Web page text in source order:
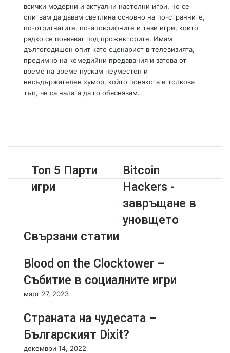
l
всички модерни и актуални настолни игри, но се
опитвам да давам светлина основно на по-странните,
по-отритнатите, по-апокрифните и тези игри, които
рядко се появяват под прожекторите. Имам
дългогодишен опит като сценарист в телевизията,
предимно на комедийни предавания и затова от
време на време пускам неуместен и
несъдържателен хумор, който понякога е толкова
тъп, че са налага да го обяснявам.
ie
o
u
b
Т
о
п
р
т
и
г
р
и
Топ 5 Парти
игри
B
i
t
c
i
c
k
e
-
з
а
Bitcoin
Hackers -
завръщане в
уновщето
Свързани статии
Blood on the Clocktower –
Събитие в социалните игри
март 27, 2023
Страната на чудесата –
Българският Dixit?
декември 14, 2022